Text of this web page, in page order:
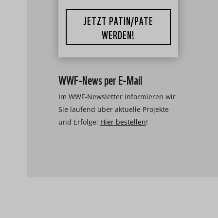
JETZT PATIN/PATE
WERDEN!
WWF-News per E-Mail
Im WWF-Newsletter informieren wir
Sie laufend über aktuelle Projekte
und Erfolge: Hier bestellen!